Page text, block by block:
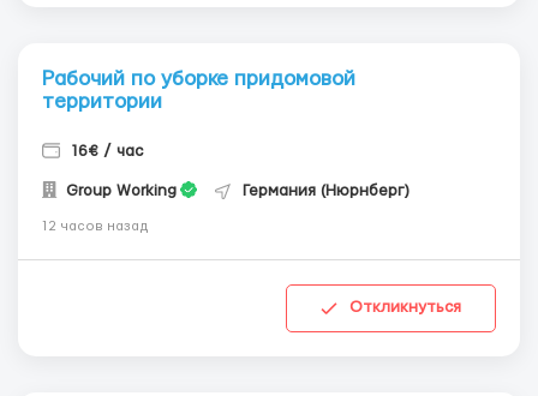
Рабочий по уборке придомовой
территории
16€ / час
Group Working Германия (Нюрнберг)
12 часов назад
Откликнуться